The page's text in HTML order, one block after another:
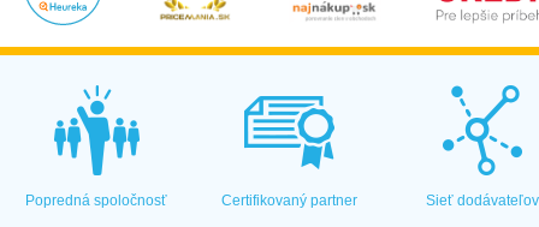
Popredná spoločnosť Certifikovaný partner Sieť dodávateľov